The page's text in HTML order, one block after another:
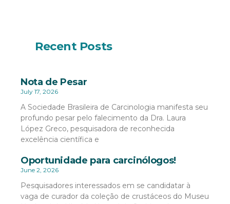
Recent Posts
Nota de Pesar
July 17, 2026
A Sociedade Brasileira de Carcinologia manifesta seu
profundo pesar pelo falecimento da Dra. Laura
López Greco, pesquisadora de reconhecida
excelência científica e
Oportunidade para carcinólogos!
June 2, 2026
Pesquisadores interessados em se candidatar à
vaga de curador da coleção de crustáceos do Museu